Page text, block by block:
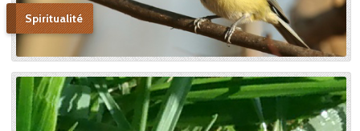
découvertes en découvertes.
« Autobiographie de la sœur
et novice de la Petite
Thérèse. Histoire d’un tison
arraché du feu. » Edition du
Carmel. 386 pages. 20 Euros
Spiritualité